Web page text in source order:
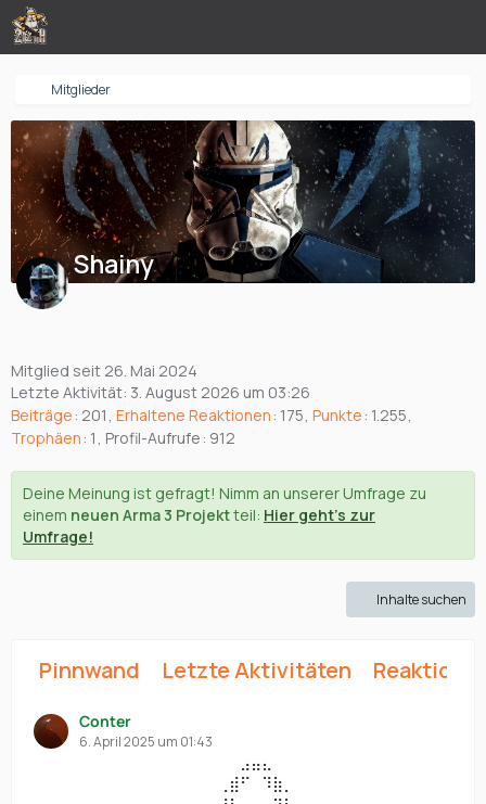
Mitglieder
Shainy
Mitglied seit 26. Mai 2024
Letzte Aktivität: 3. August 2026 um 03:26
Beiträge 201 Erhaltene Reaktionen 175 Punkte 1.255
Trophäen 1 Profil-Aufrufe 912
Deine Meinung ist gefragt! Nimm an unserer Umfrage zu
einem neuen Arma 3 Projektteil: Hier geht's zur
Umfrage!
Inhalte suchen
Pinnwand Letzte Aktivitäten
Conter
6. April 2025 um 01:43
⠀⠀⠀⠀⠀⠀⠀⠀⠀⠀⠀⠀⠀⠀⠀⠀⠀⠀⠀⣠⣤⣄⠀⠀⠀⠀⠀⠀⠀
⠀⠀⠀⠀⠀⠀⠀⠀⠀⠀⠀⠀⠀⠀⠀⠀⠀⢀⣾⠋⠀⠹⣷⡀⠀⠀⠀⠀⠀